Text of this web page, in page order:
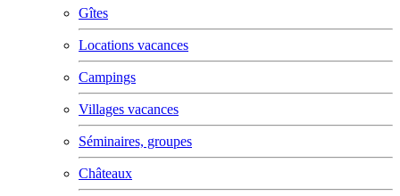
Gîtes
Locations vacances
Campings
Villages vacances
Séminaires, groupes
Châteaux